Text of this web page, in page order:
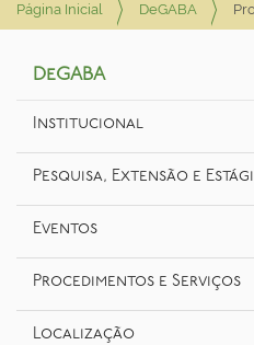
Página Inicial
DeGABA
DeGABA
Institucional
Pesquisa, Extensão e
Eventos
Procedimentos e Serviços
Localização